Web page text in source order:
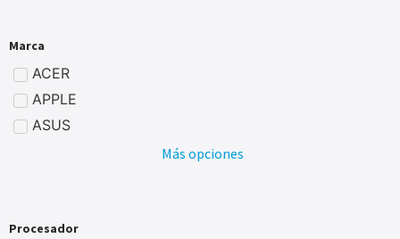
Marca
ACER
APPLE
ASUS
Más opciones
Procesador